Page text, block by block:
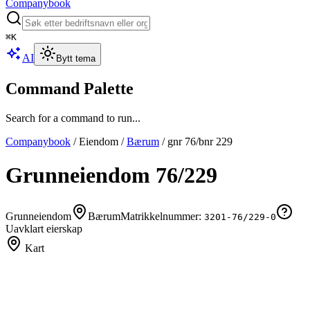
Companybook
⌘K
AI Bytt tema
Command Palette
Search for a command to run...
Companybook /Eiendom /Bærum / gnr 76/bnr 229
Grunneiendom 76/229
Grunneiendom BærumMatrikkelnummer: 3201-76/229-0
Uavklart eierskap
Kart